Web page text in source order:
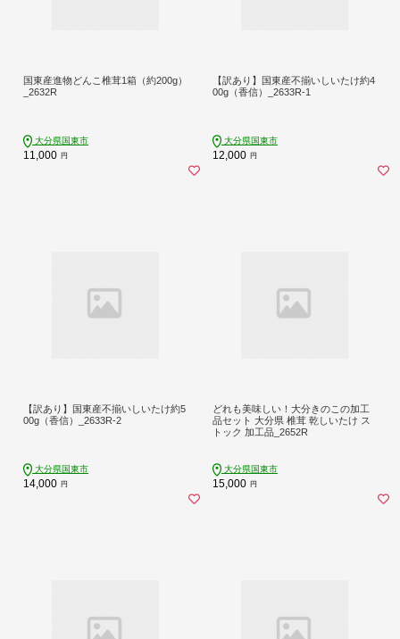
国東産進物どんこ椎茸1箱（約200g）
_2632R
大分県国東市
11,000 円
【訳あり】国東産不揃いしいたけ約4
00g（香信）_2633R-1
大分県国東市
12,000 円
【訳あり】国東産不揃いしいたけ約5
00g（香信）_2633R-2
大分県国東市
14,000 円
どれも美味しい！大分きのこの加工
品セット 大分県 椎茸 乾しいたけ ス
トック 加工品_2652R
大分県国東市
15,000 円